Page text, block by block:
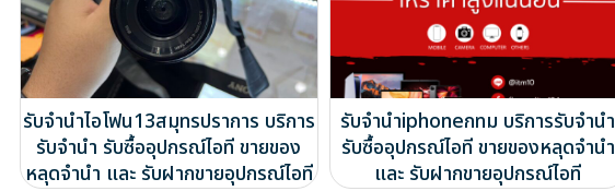
รับจำนำไอโฟน13สมุทรปราการ บริการ
รับจำนำ รับซื้ออุปกรณ์ไอที ขายของ
หลุดจำนำ และ รับฝากขายอุปกรณ์ไอที
รับจำนำiphoneกทม บริการรับจำนำ
รับซื้ออุปกรณ์ไอที ขายของหลุดจำนำ
และ รับฝากขายอุปกรณ์ไอที